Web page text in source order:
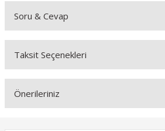
Bu ürüne ilk yorumu siz
Soru & Cevap
Ürün hakkında henüz soru
Taksit Seçenekleri
Önerileriniz